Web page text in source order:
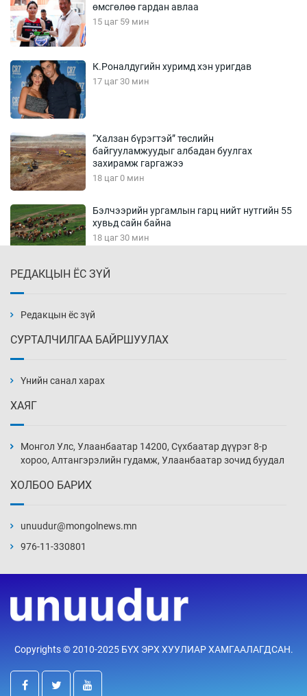
өмсгөлөө гардан авлаа
15 цаг 59 мин
К.Роналдугийн хуримд хэн уригдав
17 цаг 30 мин
“Халзан бүрэгтэй” төслийн
байгууламжуудыг албадан буулгах
захирамж гаргажээ
18 цаг 0 мин
Бэлчээрийн ургамлын гарц нийт нутгийн 55
хувьд сайн байна
18 цаг 30 мин
19 цаг 30 мин
20 цаг 0 мин
20 цаг 30 мин
21 цаг 0 мин
нэмэгдүүлэхэд бодитой дэмжлэг чухал
21 цаг 30 мин
РЕДАКЦЫН ЁС ЗҮЙ
Редакцын ёс зүй
СУРТАЛЧИЛГАА БАЙРШУУЛАХ
Үнийн санал харах
ХАЯГ
Монгол Улс, Улаанбаатар 14200, Сүхбаатар дүүрэг 8-р
хороо, Алтангэрэлийн гудамж, Улаанбаатар зочид буудал
ХОЛБОО БАРИХ
unuudur@mongolnews.mn
976-11-330801
Copyrights © 2010-2025 БҮХ ЭРХ ХУУЛИАР ХАМГААЛАГДСАН.